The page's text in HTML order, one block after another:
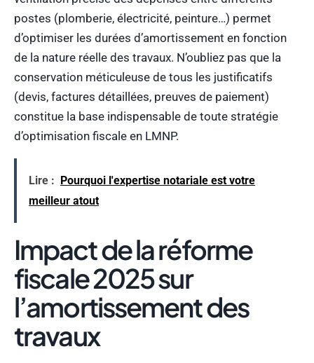
postes (plomberie, électricité, peinture…) permet
d’optimiser les durées d’amortissement en fonction
de la nature réelle des travaux. N’oubliez pas que la
conservation méticuleuse de tous les justificatifs
(devis, factures détaillées, preuves de paiement)
constitue la base indispensable de toute stratégie
d’optimisation fiscale en LMNP.
Lire :
Pourquoi l'expertise notariale est votre
meilleur atout
Impact de la réforme
fiscale 2025 sur
l’amortissement des
travaux